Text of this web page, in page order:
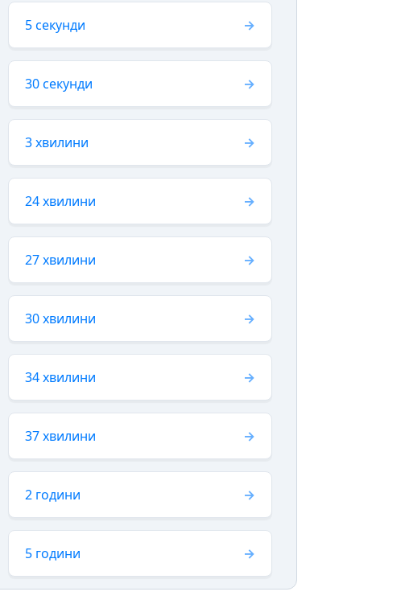
5 секунди
30 секунди
3 хвилини
24 хвилини
27 хвилини
30 хвилини
34 хвилини
37 хвилини
2 години
5 години